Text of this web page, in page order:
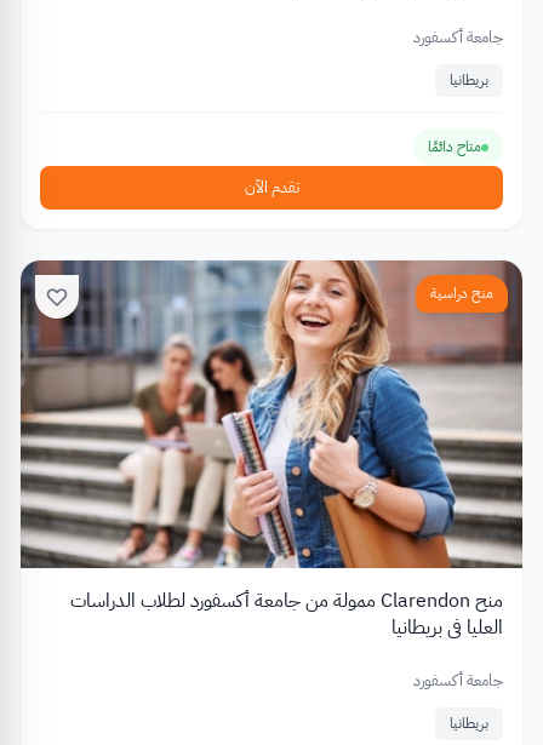
جامعة أكسفورد
بريطانيا
متاح دائمًا
تقدم الآن
منح دراسية
منح Clarendon ممولة من جامعة أكسفورد لطلاب الدراسات
العليا في بريطانيا
جامعة أكسفورد
بريطانيا